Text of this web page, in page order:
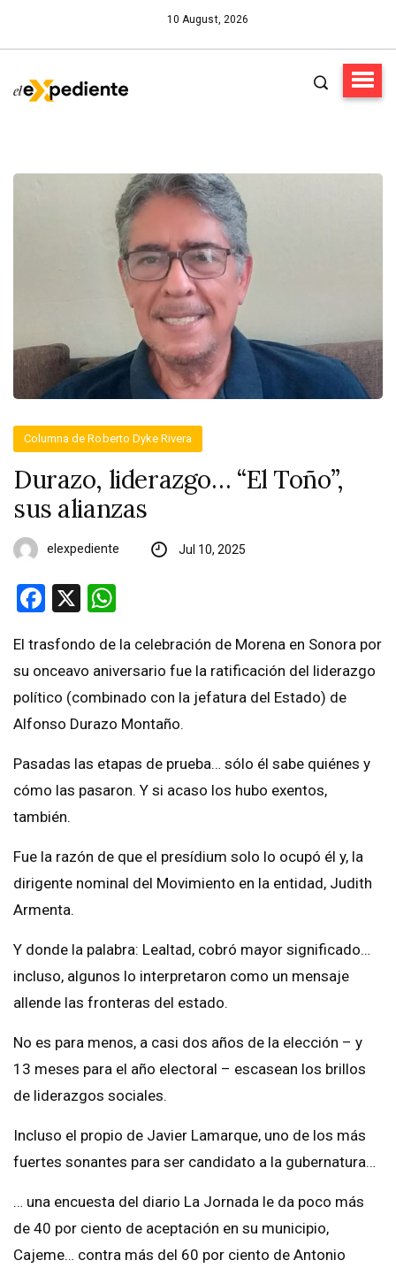
10 August, 2026
Columna de Roberto Dyke Rivera
Durazo, liderazgo… “El Toño”,
sus alianzas
elexpediente Jul 10, 2025
Facebook
X
El trasfondo de la celebración de Morena en Sonora por
su onceavo aniversario fue la ratificación del liderazgo
político (combinado con la jefatura del Estado) de
Alfonso Durazo Montaño.
Pasadas las etapas de prueba… sólo él sabe quiénes y
cómo las pasaron. Y si acaso los hubo exentos,
también.
Fue la razón de que el presídium solo lo ocupó él y, la
dirigente nominal del Movimiento en la entidad, Judith
Armenta.
Y donde la palabra: Lealtad, cobró mayor significado…
incluso, algunos lo interpretaron como un mensaje
allende las fronteras del estado.
No es para menos, a casi dos años de la elección – y
13 meses para el año electoral – escasean los brillos
de liderazgos sociales.
Incluso el propio de Javier Lamarque, uno de los más
fuertes sonantes para ser candidato a la gubernatura…
… una encuesta del diario La Jornada le da poco más
de 40 por ciento de aceptación en su municipio,
Cajeme… contra más del 60 por ciento de Antonio